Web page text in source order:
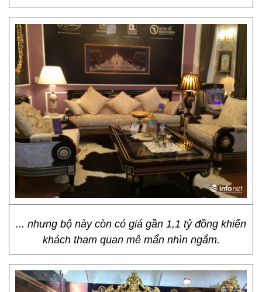
... nhưng bộ này còn có giá gần 1,1 tỷ đồng khiến
khách tham quan mê mẩn nhìn ngắm.